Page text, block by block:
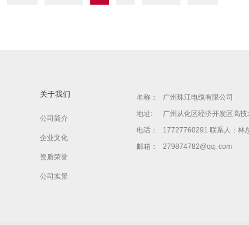
关于我们
公司简介
企业文化
资质荣誉
公司实景
名称：
广州珠江电缆有限公司
地址:
广州从化区经济开发区高
电话：
17727760291 联系人：林
邮箱：
279874782@qq. com